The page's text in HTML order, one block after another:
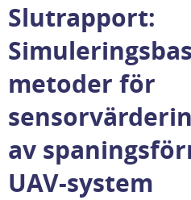
Slutrapport:
metoder för
av
UAV-system